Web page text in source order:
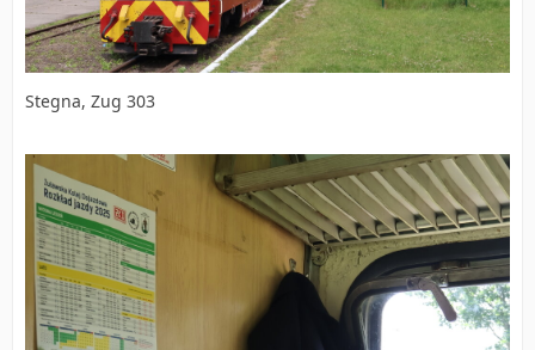
Stegna, Zug 303